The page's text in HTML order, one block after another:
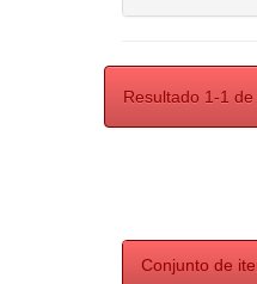
Resultado 1-1 de
Conjunto de